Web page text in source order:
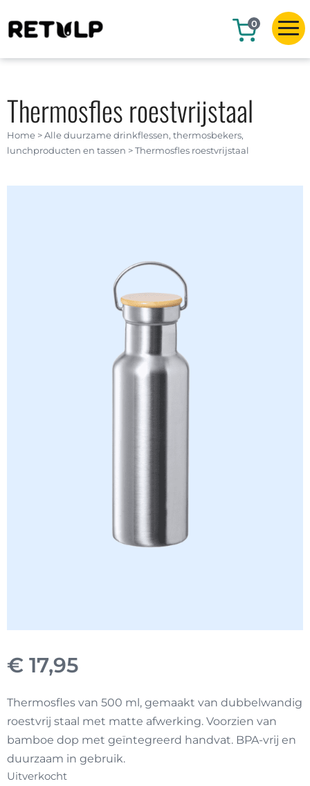
0
Home >Alle duurzame drinkflessen, thermosbekers,
lunchproducten en tassen >Thermosfles roestvrijstaal
Thermosfles roestvrijstaal
€ 17,95
Thermosfles van 500 ml, gemaakt van dubbelwandig
roestvrij staal met matte afwerking. Voorzien van
bamboe dop met geïntegreerd handvat. BPA-vrij en
duurzaam in gebruik.
Uitverkocht